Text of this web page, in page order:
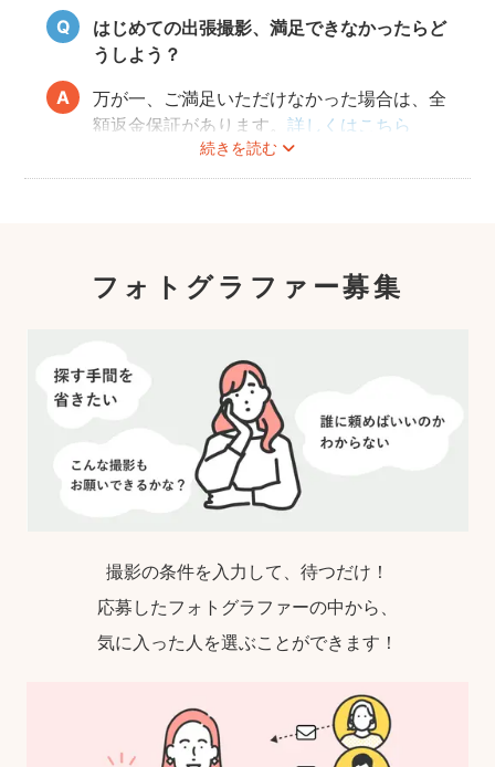
はじめての出張撮影、満足できなかったらど
うしよう？
続きを読む
万が一、ご満足いただけなかった場合は、全
額返金保証があります。詳しくはこちら
フォトグラファー募集
撮影の条件を入力して、待つだけ！
応募したフォトグラファーの中から、
気に入った人を選ぶことができます！